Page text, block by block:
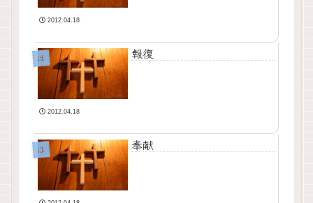
2012.04.18
ほ 報復
2012.04.18
ほ 奉献